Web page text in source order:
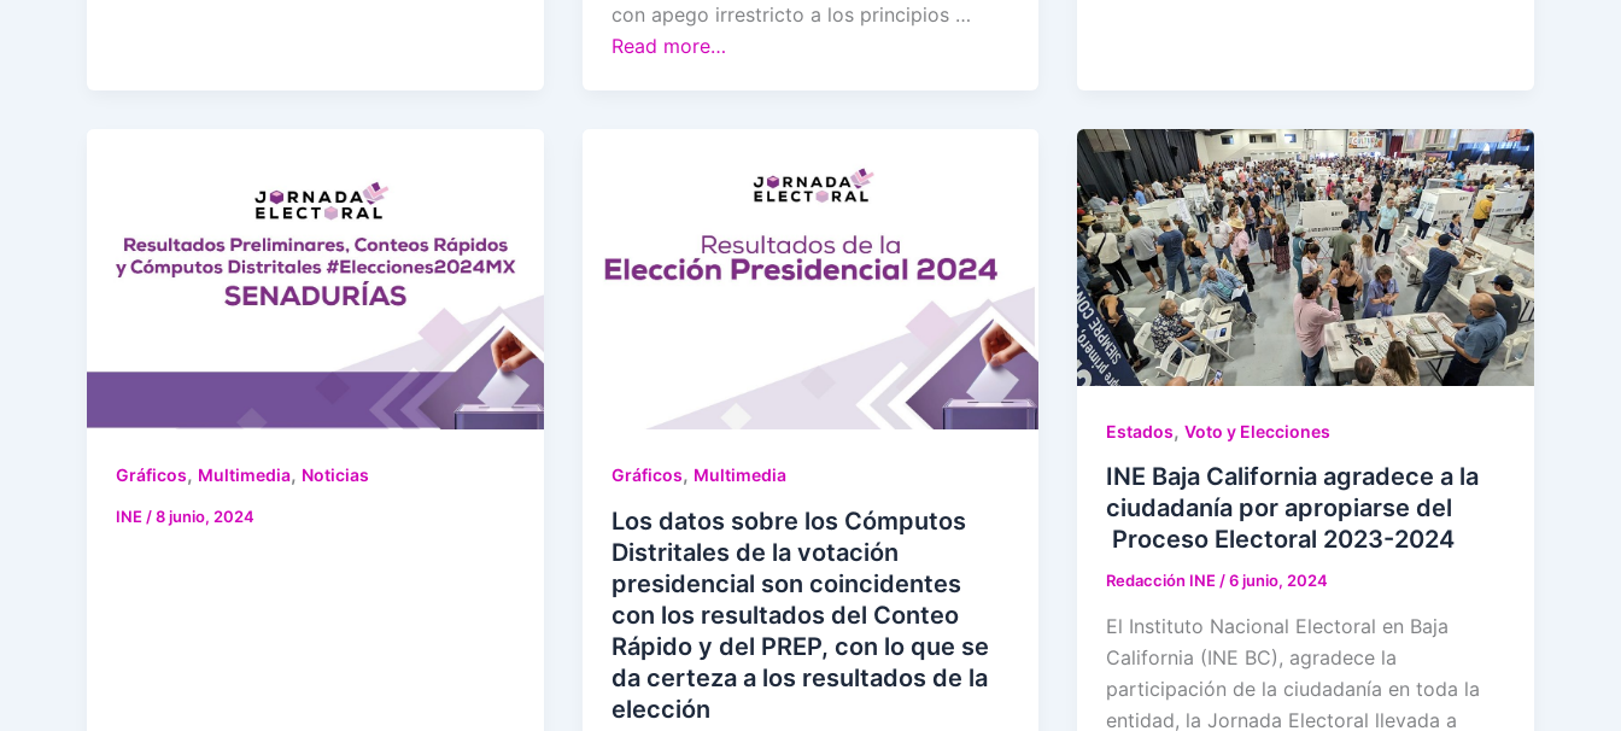
con apego irrestricto a los principios …
Read more…
Gráficos, Multimedia, Noticias
INE/8 junio, 2024
Gráficos, Multimedia
Los datos sobre los Cómputos
Distritales de la votación
presidencial son coincidentes
con los resultados del Conteo
Rápido y del PREP, con lo que se
da certeza a los resultados de la
elección
Estados,Voto y Elecciones
INE Baja California agradece a la
ciudadanía por apropiarse del
Proceso Electoral 2023-2024
Redacción INE/6 junio, 2024
El Instituto Nacional Electoral en Baja
California (INE BC), agradece la
participación de la ciudadanía en toda la
entidad, la Jornada Electoral llevada a